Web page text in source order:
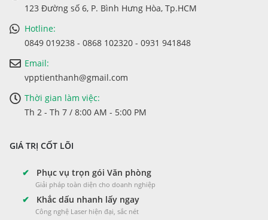
123 Đường số 6, P. Bình Hưng Hòa, Tp.HCM
Hotline:
0849 019238 - 0868 102320 - 0931 941848
Email:
vpptienthanh@gmail.com
Thời gian làm việc:
Th 2 - Th 7 / 8:00 AM - 5:00 PM
GIÁ TRỊ CỐT LÕI
✔ Phục vụ trọn gói Văn phòng
Giải pháp toàn diện cho doanh nghiệp
✔ Khắc dấu nhanh lấy ngay
Công nghệ Laser hiện đại, sắc nét